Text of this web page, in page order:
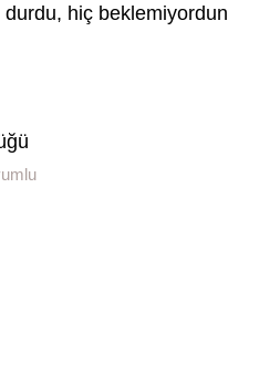
hiç beklemiyordun